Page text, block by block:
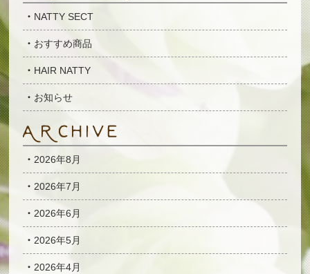
NATTY SECT
おすすめ商品
HAIR NATTY
お知らせ
2026年8月
2026年7月
2026年6月
2026年5月
2026年4月